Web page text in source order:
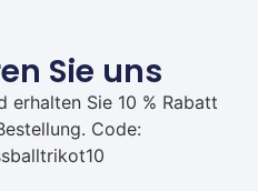
Sie uns
erhalten Sie 10 % Rabatt
Code: